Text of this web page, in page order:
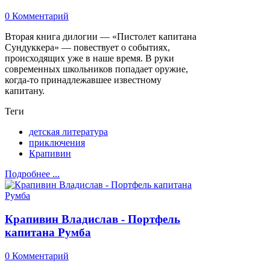
0 Комментарий
Вторая книга дилогии — «Пистолет капитана
Сундуккера» — повествует о событиях,
происходящих уже в наше время. В руки
современных школьников попадает оружие,
когда-то принадлежавшее известному
капитану.
Теги
детская литература
приключения
Крапивин
Подробнее ...
Крапивин Владислав - Портфель
капитана Румба
0 Комментарий